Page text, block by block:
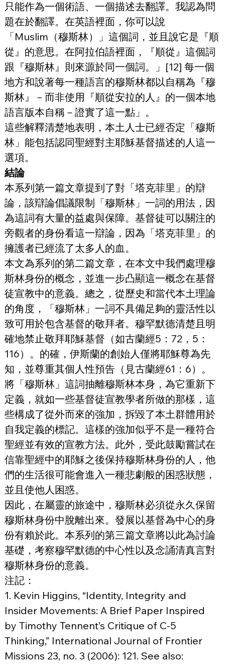
只能作為一個術語、一個描述去翻譯。我認為問
題在於翻譯。在英語裡面，你可以說
「Muslim（穆斯林）」這個詞，並且說它是『順
從』的意思。在阿拉伯語裡面，『順從』這個詞
跟『穆斯林』則來源於同一個詞。」[12] 每一個
地方和說著每一種語言的穆斯林都以自稱為『穆
斯林』－而非使用『順從安拉的人』的一個本地
語言版本自稱－證實了這一點」。
這些解釋清楚地表明，本土人士已經否定「穆斯
林」能包括認同聖經對主耶穌基督描述的人這一
選項。
結論
本系列第一篇文章提到了對「塔克菲里」的辯
論，該辯論倡議限制「穆斯林」一詞的用法，因
為這詞有大量的益處與保障。基督徒可以關注的
旁觀者的身份看這一辯論，因為「塔克菲里」的
擁護者已經流了太多人的血。
本文為系列的第二篇文章，在本文中我們處理穆
斯林身份的概念，並進一步凸顯這一概念在基督
徒宣教中的意義。總之，從歷史和當代本土理論
的角度，「穆斯林」一詞不具備足夠的靈活性以
致可用於包含基督的敬拜者。穆罕默德清楚且明
確地禁止敬拜耶穌基督（如古蘭經5：72，5：
116）。的確，伊斯蘭的創始人僅將耶穌尊為先
知，並尊重其個人性預告（見古蘭經61：6）。
將「穆斯林」這詞抽離穆斯林本身，為它重新下
定義，就如一些基督徒宣教學者所做的那樣，這
些構成了從外而來的強加，拆毀了本土群體用於
自我定義的標記。這樣的強加似乎不是一種符合
聖經並有效的宣教方法。此外，受此鼓勵嘗試在
信靠聖經中的耶穌之後保持穆斯林身份的人，他
們的生活很可能會進入一種悲劇般的困惑狀態，
並且使他人困惑。
因此，在屬靈的旅途中，穆斯林必須從永久保留
穆斯林身份中脫離出來。發展以基督為中心的身
份有賴於此。本系列的第三篇文章將以此為討論
基礎，考察穆罕默德的中心性以及念誦清真言對
穆斯林身份的意義。
注記：
1. Kevin Higgins, “Identity, Integrity and
Insider Movements: A Brief Paper Inspired
by Timothy Tennent’s Critique of C-5
Thinking,” International Journal of Frontier
Missions 23, no. 3 (2006): 121. See also: